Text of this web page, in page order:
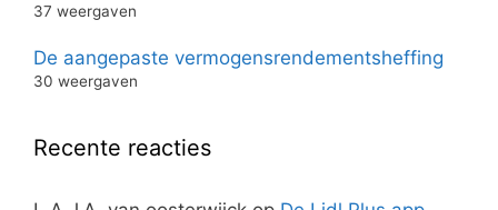
37 weergaven
De aangepaste vermogensrendementsheffing
30 weergaven
Recente reacties